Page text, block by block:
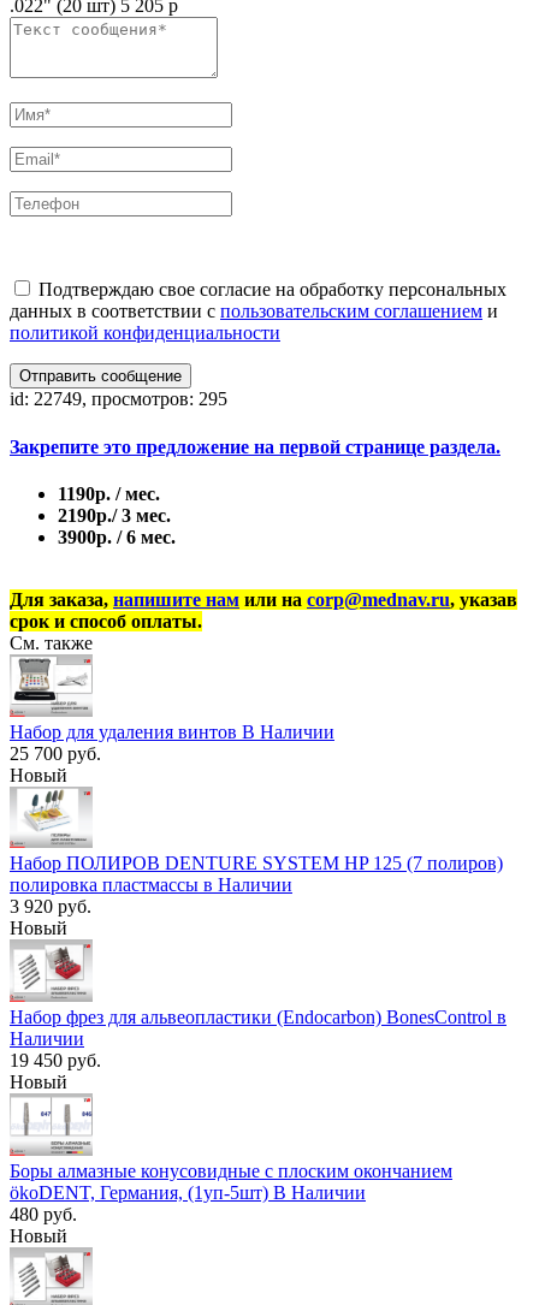
.022" (20 шт) 5 205 р
Подтверждаю свое согласие на обработку персональных
данных в соответствии с пользовательским соглашением и
политикой конфиденциальности
Отправить сообщение
id: 22749, просмотров: 295
Закрепите это предложение на первой странице раздела.
1190р. / мес.
2190р./ 3 мес.
3900р. / 6 мес.
Для заказа, напишите нам или на corp@mednav.ru, указав
срок и способ оплаты.
См. также
Набор для удаления винтов В Наличии
25 700 руб.
Новый
Набор ПОЛИРОВ DENTURE SYSTEM HP 125 (7 полиров)
полировка пластмассы в Наличии
3 920 руб.
Новый
Набор фрез для альвеопластики (Endocarbon) BonesControl в
Наличии
19 450 руб.
Новый
Боры алмазные конусовидные с плоским окончанием
ökoDENT, Германия, (1уп-5шт) В Наличии
480 руб.
Новый